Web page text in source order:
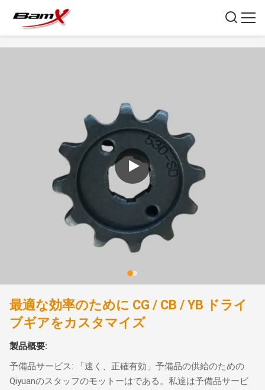
最適な効率のために CG / CB / YB ドライ
ブギアをカスタマイズ
製品概要:
予備品サービス: 「速く、正確有効」予備品の供給のための
Qiyuanのスタッフのモットーはである。私達は予備品サービ